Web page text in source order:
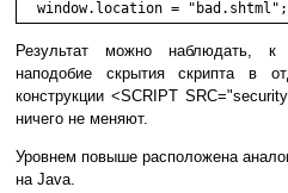
Результат можно наблюдать, к
наподобие скрытия скрипта в
конструкции <SCRIPT
ничего не меняют.
Уровнем повыше расположена
на Java.